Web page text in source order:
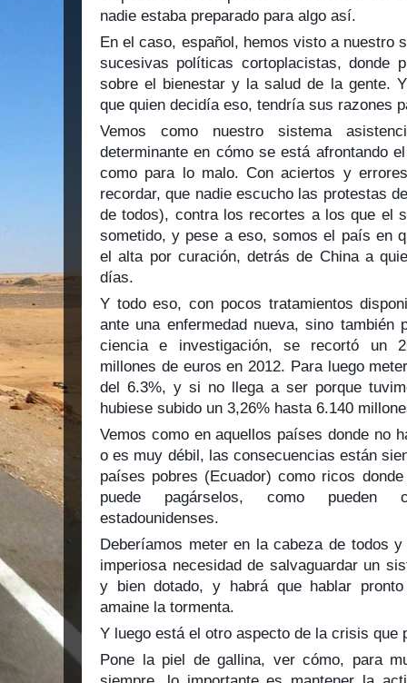
nadie estaba preparado para algo así.
En el caso, español, hemos visto a nuestro
sucesivas políticas cortoplacistas, donde
sobre el bienestar y la salud de la gente.
que quien decidía eso, tendría sus razones
Vemos como nuestro sistema
determinante en cómo se está afrontando
como para lo malo. Con aciertos y
recordar, que nadie escucho las protestas
de todos), contra los recortes a los que el
sometido, y pese a eso, somos el país en
el alta por curación, detrás de China a
días.
Y todo eso, con pocos tratamientos
ante una enfermedad nueva, sino también
ciencia e investigación, se recortó un
millones de euros en 2012. Para luego
del 6.3%, y si no llega a ser porque
hubiese subido un 3,26% hasta 6.140
Vemos como en aquellos países donde no
o es muy débil, las consecuencias están
países pobres (Ecuador) como ricos
puede pagárselos, como pueden
estadounidenses.
Deberíamos meter en la cabeza de todos
imperiosa necesidad de salvaguardar un
y bien dotado, y habrá que hablar
amaine la tormenta.
Y luego está el otro aspecto de la crisis que
Pone la piel de gallina, ver cómo, para